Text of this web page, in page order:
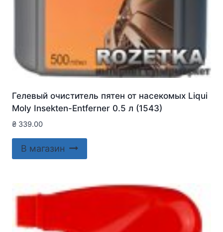
Гелевый очиститель пятен от насекомых Liqui
Moly Insekten-Entferner 0.5 л (1543)
₴ 339.00
В магазин